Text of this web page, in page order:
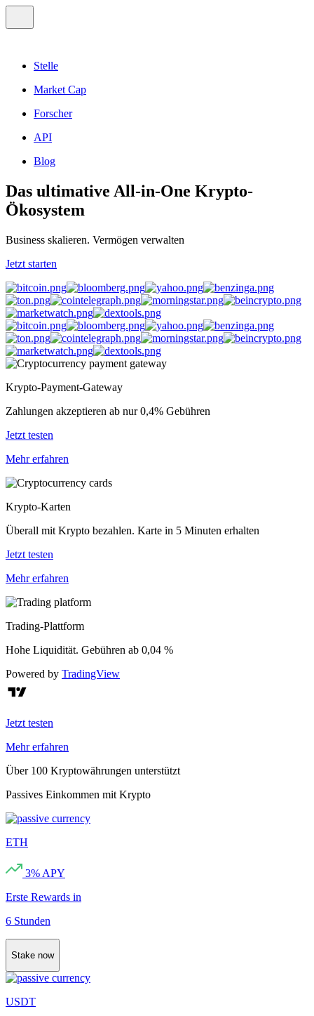
Stelle
Market Cap
Forscher
API
Blog
Das ultimative All-in-One Krypto-
Ökosystem
Business skalieren. Vermögen verwalten
Jetzt starten
Krypto-Payment-Gateway
Zahlungen akzeptieren ab nur 0,4% Gebühren
Jetzt testen
Mehr erfahren
Krypto-Karten
Überall mit Krypto bezahlen. Karte in 5 Minuten erhalten
Jetzt testen
Mehr erfahren
Trading-Plattform
Hohe Liquidität. Gebühren ab 0,04 %
Powered by TradingView
Jetzt testen
Mehr erfahren
Über 100 Kryptowährungen unterstützt
Passives Einkommen mit Krypto
ETH
3% APY
Erste Rewards in
6 Stunden
Stake now
USDT